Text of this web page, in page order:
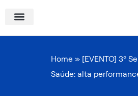
Home » [EVENTO] 3º
Saúde: alta